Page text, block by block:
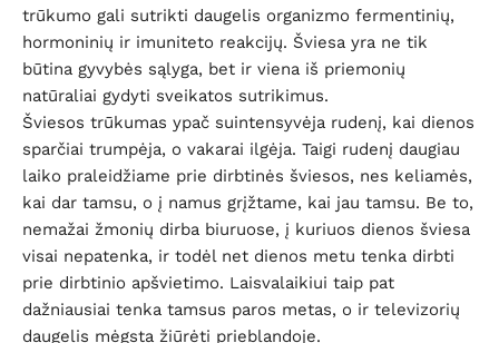
trūkumo gali sutrikti daugelis organizmo fermentinių,
hormoninių ir imuniteto reakcijų. Šviesa yra ne tik
būtina gyvybės sąlyga, bet ir viena iš priemonių
natūraliai gydyti sveikatos sutrikimus.
Šviesos trūkumas ypač suintensyvėja rudenį, kai dienos
sparčiai trumpėja, o vakarai ilgėja. Taigi rudenį daugiau
laiko praleidžiame prie dirbtinės šviesos, nes keliamės,
kai dar tamsu, o į namus grįžtame, kai jau tamsu. Be to,
nemažai žmonių dirba biuruose, į kuriuos dienos šviesa
visai nepatenka, ir todėl net dienos metu tenka dirbti
prie dirbtinio apšvietimo. Laisvalaikiui taip pat
dažniausiai tenka tamsus paros metas, o ir televizorių
daugelis mėgsta žiūrėti prieblandoje.